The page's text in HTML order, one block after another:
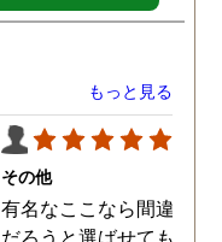
もっと見る
その他
有名なここなら間違いな
だろうと選ばせてもらい